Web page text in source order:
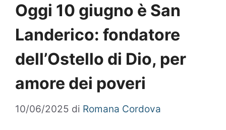
Oggi 10 giugno è San
Landerico: fondatore
dell’Ostello di Dio, per
amore dei poveri
10/06/2025 di Romana Cordova